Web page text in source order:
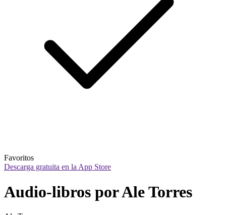
Favoritos
Descarga gratuita en la App Store
Audio-libros por Ale Torres